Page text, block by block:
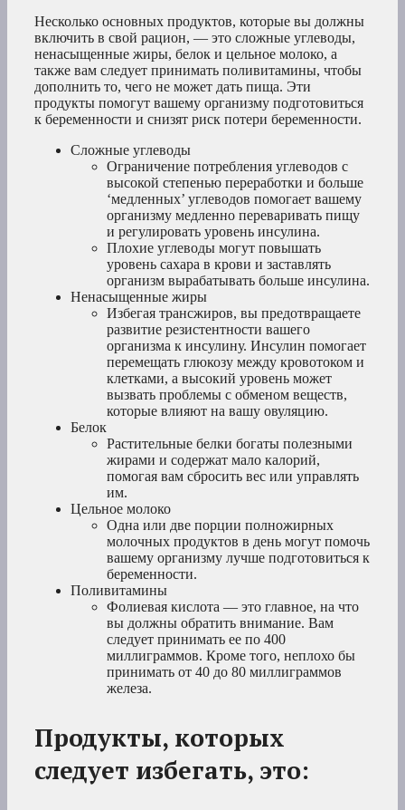
Несколько основных продуктов, которые вы должны
включить в свой рацион, — это сложные углеводы,
ненасыщенные жиры, белок и цельное молоко, а
также вам следует принимать поливитамины, чтобы
дополнить то, чего не может дать пища. Эти
продукты помогут вашему организму подготовиться
к беременности и снизят риск потери беременности.
Сложные углеводы
Ограничение потребления углеводов с
высокой степенью переработки и больше
‘медленных’ углеводов помогает вашему
организму медленно переваривать пищу
и регулировать уровень инсулина.
Плохие углеводы могут повышать
уровень сахара в крови и заставлять
организм вырабатывать больше инсулина.
Ненасыщенные жиры
Избегая трансжиров, вы предотвращаете
развитие резистентности вашего
организма к инсулину. Инсулин помогает
перемещать глюкозу между кровотоком и
клетками, а высокий уровень может
вызвать проблемы с обменом веществ,
которые влияют на вашу овуляцию.
Белок
Растительные белки богаты полезными
жирами и содержат мало калорий,
помогая вам сбросить вес или управлять
им.
Цельное молоко
Одна или две порции полножирных
молочных продуктов в день могут помочь
вашему организму лучше подготовиться к
беременности.
Поливитамины
Фолиевая кислота — это главное, на что
вы должны обратить внимание. Вам
следует принимать ее по 400
миллиграммов. Кроме того, неплохо бы
принимать от 40 до 80 миллиграммов
железа.
Продукты, которых
следует избегать, это: